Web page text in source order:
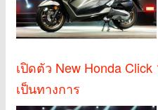
เปิดตัว New Honda
เป็นทางการ